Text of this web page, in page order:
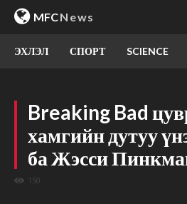
MFCNews
ЭХЛЭЛ СПОРТ SCIENCE
Breaking Bad
хамгийн дутуу
ба Жэсси
150